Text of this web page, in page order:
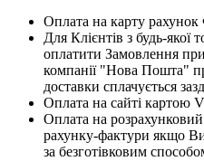
Оплата на карту
Для Клієнтів з будь-якої
оплатити Замовлення
компанії "Нова Пошта"
доставки сплачується
Оплата на сайті картою
Оплата на
рахунку-фактури якщо
за безготівковим